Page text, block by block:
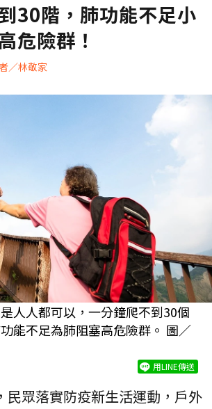
30階，肺功能不足小
危險群！
／林敬家
人人都可以，一分鐘爬不到30個
能不足為肺阻塞高危險群。 圖／
用LINE傳送
民眾落實防疫新生活運動，戶外